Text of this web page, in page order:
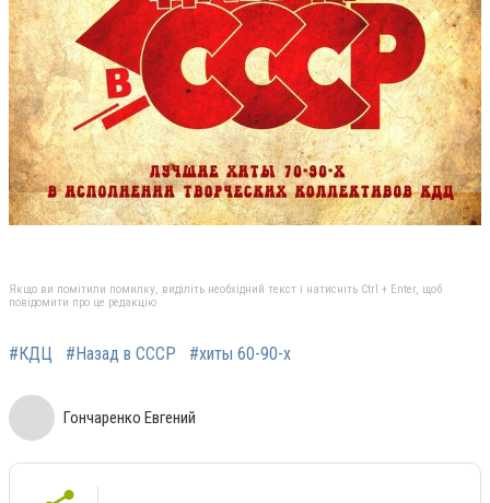
Якщо ви помітили помилку, виділіть необхідний текст і натисніть Ctrl + Enter, щоб
повідомити про це редакцію
#КДЦ #Назад в СССР #хиты 60-90-х
Гончаренко Евгений